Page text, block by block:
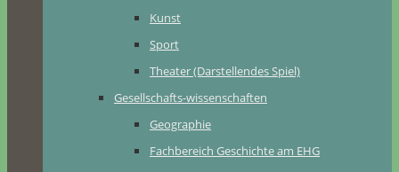
Kunst
Sport
Theater (Darstellendes Spiel)
Gesellschafts-wissenschaften
Geographie
Fachbereich Geschichte am EHG